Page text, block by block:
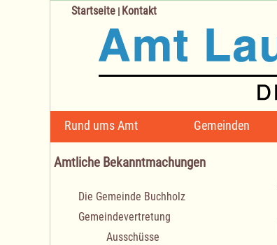
Navigation
überspringen
Rund ums Amt Gemeinden
Startseite | Kontakt
Amtliche Bekanntmachungen
Navigation
überspringen
Die Gemeinde Buchholz
Gemeindevertretung
Ausschüsse